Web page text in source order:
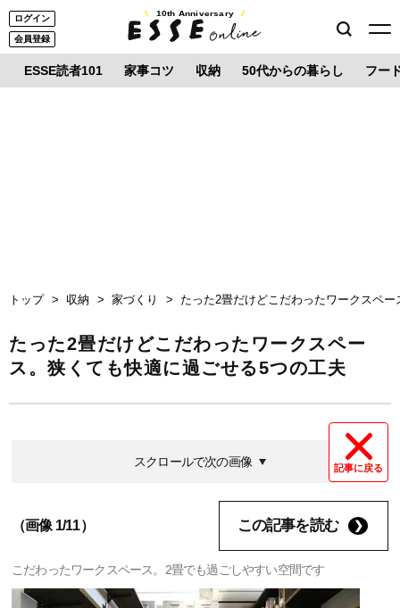
ログイン
会員登録
10th Anniversary
ESSE読者101 家事コツ 収納 50代からの暮らし フー
トップ 収納 家づくり たった2畳だけどこだわったワークスペ
たった2畳だけどこだわったワークスペー
ス。狭くても快適に過ごせる5つの工夫
記事に戻る
スクロールで次の画像
（画像 1/11） この記事を読む
こだわったワークスペース。2畳でも過ごしやすい空間です